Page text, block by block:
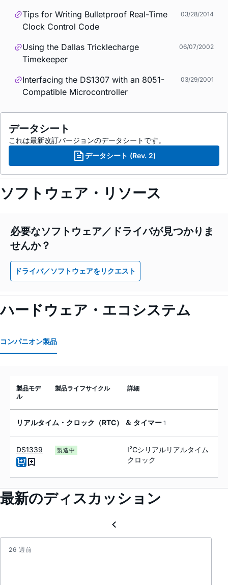
Tips for Writing Bulletproof Real-Time
Clock Control Code
03/28/2014
Using the Dallas Tricklecharge
Timekeeper
06/07/2002
Interfacing the DS1307 with an 8051-
Compatible Microcontroller
03/29/2001
データシート
これは最新改訂バージョンのデータシートです。
データシート (Rev. 2)
ソフトウェア・リソース
必要なソフトウェア／ドライバが見つかりま
せんか？
ドライバ／ソフトウェアをリクエスト
ハードウェア・エコシステム
コンパニオン製品
製品モデ
ル
製品ライフサイクル 詳細
リアルタイム・クロック（RTC） ＆ タイマー 1
DS1339 製造中
I²Cシリアルリアルタイム
クロック
最新のディスカッション
26 週前